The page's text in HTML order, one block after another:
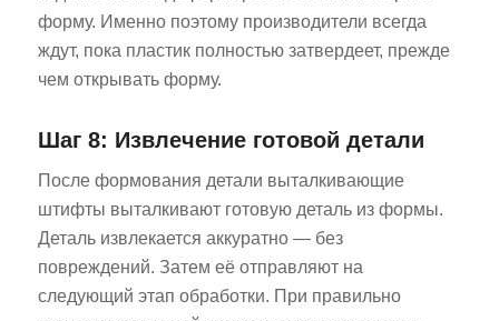
форму. Именно поэтому производители всегда
ждут, пока пластик полностью затвердеет, прежде
чем открывать форму.
Шаг 8: Извлечение готовой детали
После формования детали выталкивающие
штифты выталкивают готовую деталь из формы.
Деталь извлекается аккуратно — без
повреждений. Затем её отправляют на
следующий этап обработки. При правильно